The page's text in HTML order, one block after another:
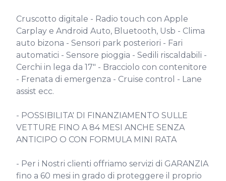
Cruscotto digitale - Radio touch con Apple
Carplay e Android Auto, Bluetooth, Usb - Clima
auto bizona - Sensori park posteriori - Fari
automatici - Sensore pioggia - Sedili riscaldabili -
Cerchi in lega da 17" - Bracciolo con contenitore
- Frenata di emergenza - Cruise control - Lane
assist ecc.
- POSSIBILITA' DI FINANZIAMENTO SULLE
VETTURE FINO A 84 MESI ANCHE SENZA
ANTICIPO O CON FORMULA MINI RATA
- Per i Nostri clienti offriamo servizi di GARANZIA
fino a 60 mesi in grado di proteggere il proprio